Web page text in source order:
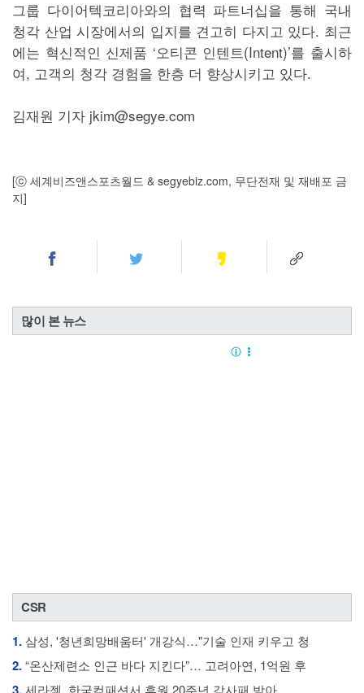
그룹 다이어텍코리아와의 협력 파트너십을 통해 국내
청각 산업 시장에서의 입지를 견고히 다지고 있다. 최근
에는 혁신적인 신제품 ‘오티콘 인텐트(Intent)’를 출시하
여, 고객의 청각 경험을 한층 더 향상시키고 있다.
김재원 기자 jkim@segye.com
[ⓒ 세계비즈앤스포츠월드 & segyebiz.com, 무단전재 및 재배포 금
지]
많이 본 뉴스
CSR
1.삼성, '청년희망배움터' 개강식…"기술 인재 키우고 청
2.“온산제련소 인근 바다 지킨다”… 고려아연, 1억원 후
세라젬, 한국컴패션서 후원 20주년 감사패 받아